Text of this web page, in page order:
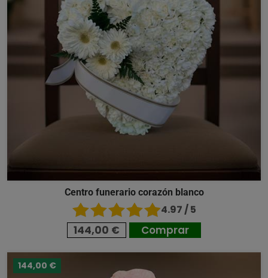
Centro funerario corazón blanco
4.97 / 5
144,00 € Comprar
144,00 €